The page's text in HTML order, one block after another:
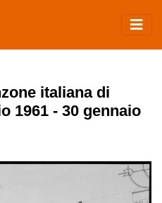
italiana di
1961 - 30 gennaio